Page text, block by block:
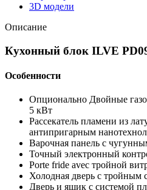
3D модели
Описание
Кухонный блок ILVE
Особенности
Опционально Двойные
5 кВт
Рассекатель пламени из
антипригарным
Варочная панель с
Точный электронный
Porte fride avec тройной
Холодная дверь с тройным
Дверь и ящик с системой